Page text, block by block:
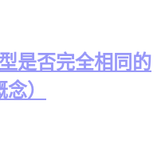
是否完全相同的
）